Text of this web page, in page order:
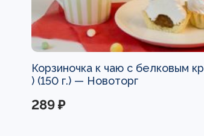
Корзиночка к чаю с белковым
) (150 г.) — Новоторг
289 ₽